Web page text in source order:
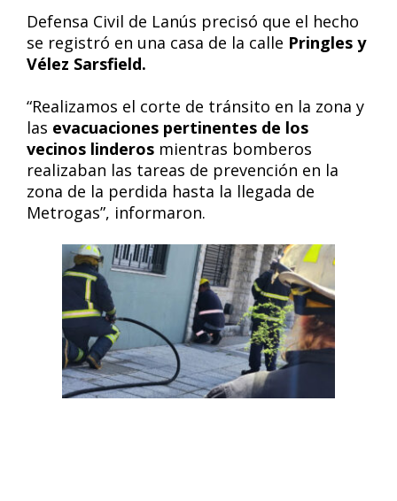
Defensa Civil de Lanús precisó que el hecho
se registró en una casa de la calle Pringles y
Vélez Sarsfield.
“Realizamos el corte de tránsito en la zona y
las evacuaciones pertinentes de los
vecinos linderos mientras bomberos
realizaban las tareas de prevención en la
zona de la perdida hasta la llegada de
Metrogas”, informaron.